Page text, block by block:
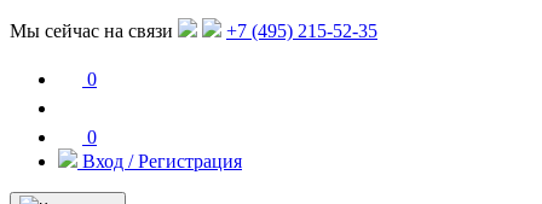
Мы сейчас на связи +7 (495) 215-52-35
0
0
Вход / Регистрация